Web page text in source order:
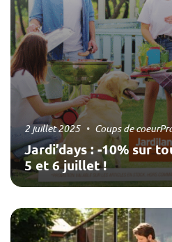
Jardi’days : -10% sur
5 et 6 juillet !
2 juillet 2025 Coups de coeur